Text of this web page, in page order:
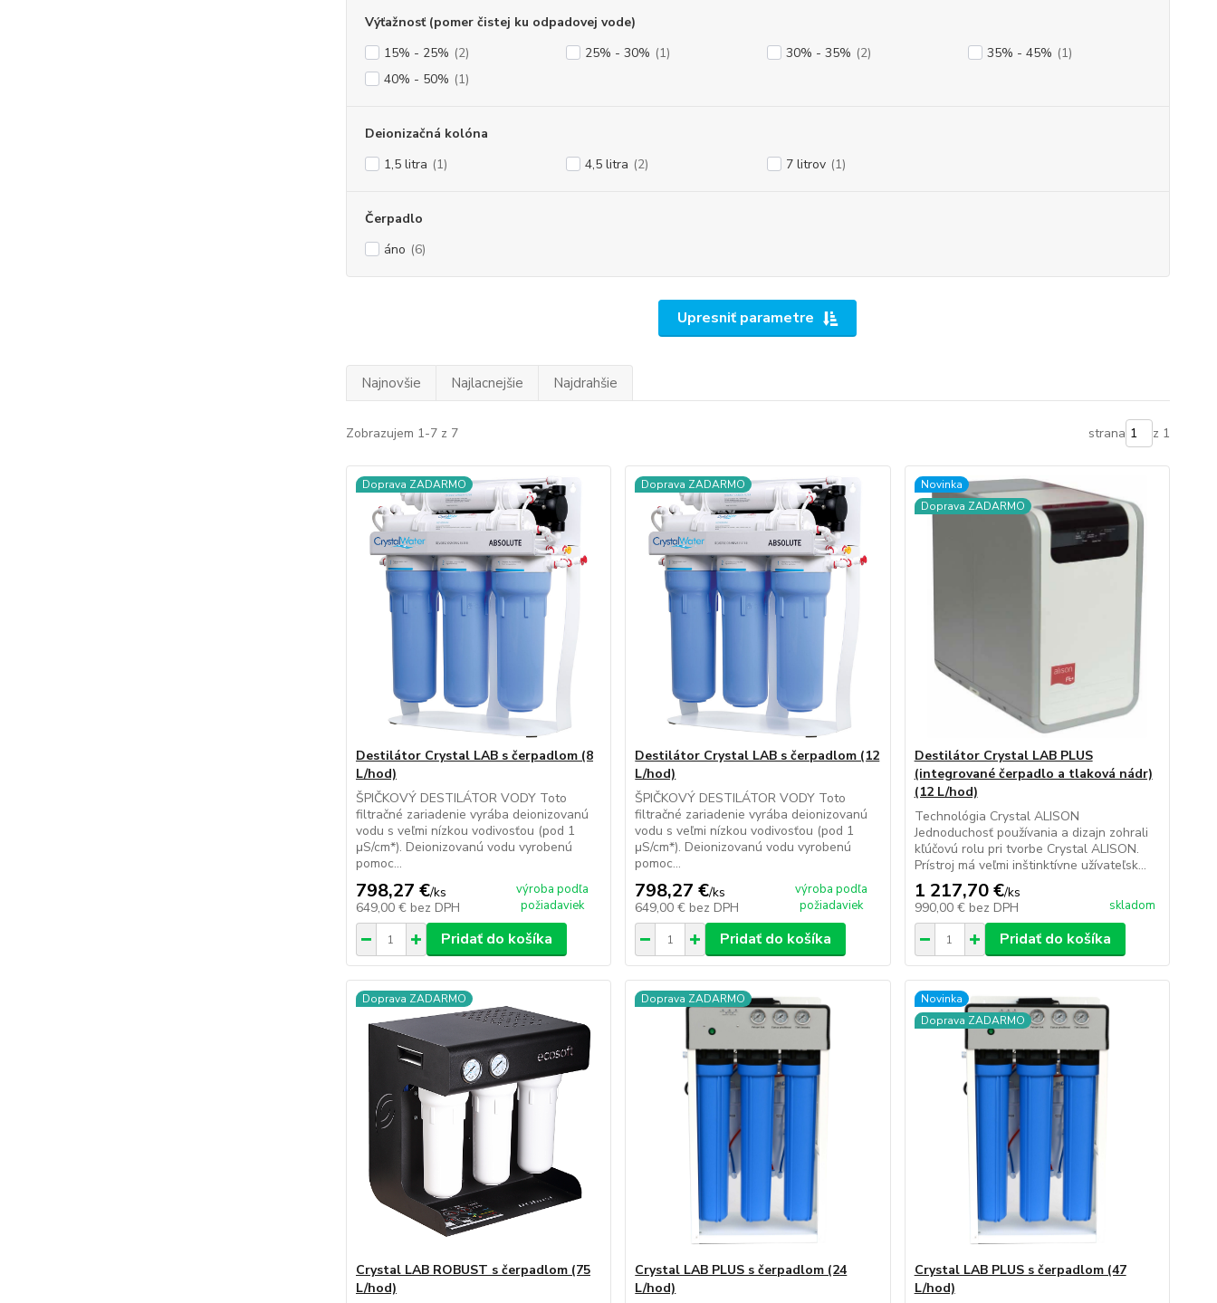
Upresniť parametre
Výťažnosť (pomer čistej ku odpadovej vode)
15% - 25% (2) 25% - 30% (1) 30% - 35% (2) 35% - 45% (1)
40% - 50% (1)
Deionizačná kolóna
1,5 litra (1) 4,5 litra (2) 7 litrov (1)
Čerpadlo
áno (6)
Najnovšie Najlacnejšie Najdrahšie
Zobrazujem 1-7 z 7 strana z 1
Doprava ZADARMO
Destilátor Crystal LAB s čerpadlom (8
L/hod)
ŠPIČKOVÝ DESTILÁTOR VODY Toto
filtračné zariadenie vyrába deionizovanú
vodu s veľmi nízkou vodivosťou (pod 1
μS/cm*). Deionizovanú vodu vyrobenú
pomoc...
798,27 €/ks
649,00 € bez DPH
výroba podľa
požiadaviek
Pridať do košíka
Doprava ZADARMO
Destilátor Crystal LAB s čerpadlom (12
L/hod)
ŠPIČKOVÝ DESTILÁTOR VODY Toto
filtračné zariadenie vyrába deionizovanú
vodu s veľmi nízkou vodivosťou (pod 1
μS/cm*). Deionizovanú vodu vyrobenú
pomoc...
798,27 €/ks
649,00 € bez DPH
výroba podľa
požiadaviek
Pridať do košíka
Novinka
Doprava ZADARMO
Destilátor Crystal LAB PLUS
(integrované čerpadlo a tlaková nádr)
(12 L/hod)
Technológia Crystal ALISON
Jednoduchosť používania a dizajn zohrali
kľúčovú rolu pri tvorbe Crystal ALISON.
Prístroj má veľmi inštinktívne užívateľsk...
1 217,70 €/ks
990,00 € bez DPH skladom
Pridať do košíka
Doprava ZADARMO
Crystal LAB ROBUST s čerpadlom (75
L/hod)
Doprava ZADARMO
Crystal LAB PLUS s čerpadlom (24
L/hod)
Novinka
Doprava ZADARMO
Crystal LAB PLUS s čerpadlom (47
L/hod)